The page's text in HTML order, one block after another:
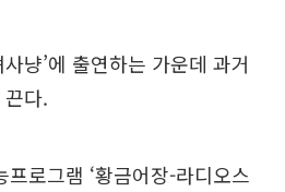
냥’에 출연하는 가운데 과거
다.
로그램 ‘황금어장-라디오스